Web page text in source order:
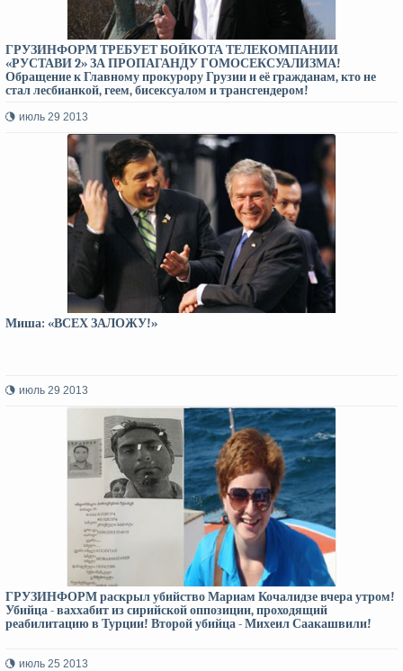
ГРУЗИНФОРМ ТРЕБУЕТ БОЙКОТА ТЕЛЕКОМПАНИИ
«РУСТАВИ 2» ЗА ПРОПАГАНДУ ГОМОСЕКСУАЛИЗМА!
Обращение к Главному прокурору Грузии и её гражданам, кто не
стал лесбианкой, геем, бисексуалом и трансгендером!
июль 29 2013
Миша: «ВСЕХ ЗАЛОЖУ!»
июль 29 2013
ГРУЗИНФОРМ раскрыл убийство Мариам Кочалидзе вчера утром!
Убийца - ваххабит из сирийской оппозиции, проходящий
реабилитацию в Турции! Второй убийца - Михеил Саакашвили!
июль 25 2013